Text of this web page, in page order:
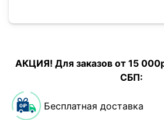
АКЦИЯ! Для заказов от 15
СБП:
Бесплатная доставка